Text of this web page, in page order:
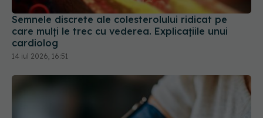
14 iul 2026, 16:51